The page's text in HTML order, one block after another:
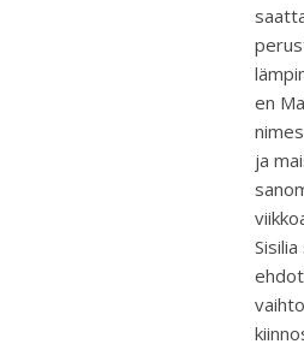
en
ja